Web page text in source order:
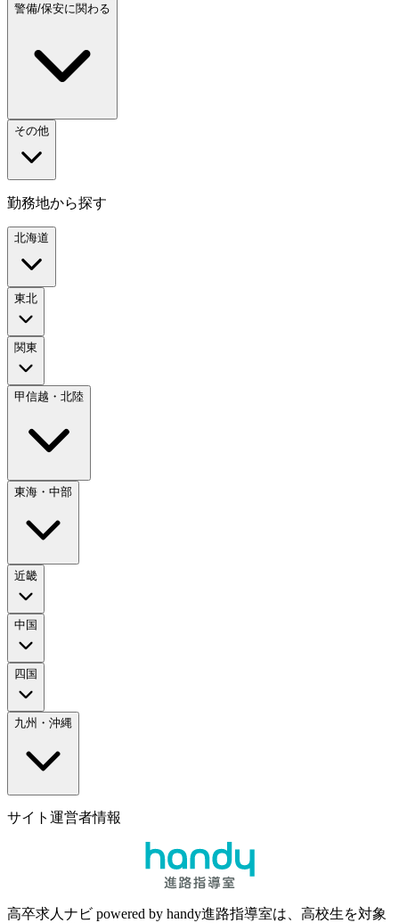
警備/保安に関わる
その他
勤務地から探す
北海道
東北
関東
甲信越・北陸
東海・中部
近畿
中国
四国
九州・沖縄
サイト運営者情報
高卒求人ナビ powered by handy進路指導室は、高校生を対象